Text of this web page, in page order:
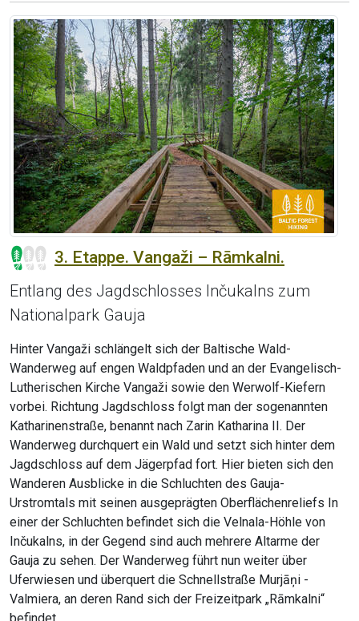
3. Etappe. Vangaži – Rāmkalni.
Entlang des Jagdschlosses Inčukalns zum
Nationalpark Gauja
Hinter Vangaži schlängelt sich der Baltische Wald-
Wanderweg auf engen Waldpfaden und an der Evangelisch-
Lutherischen Kirche Vangaži sowie den Werwolf-Kiefern
vorbei. Richtung Jagdschloss folgt man der sogenannten
Katharinenstraße, benannt nach Zarin Katharina II. Der
Wanderweg durchquert ein Wald und setzt sich hinter dem
Jagdschloss auf dem Jägerpfad fort. Hier bieten sich den
Wanderen Ausblicke in die Schluchten des Gauja-
Urstromtals mit seinen ausgeprägten Oberflächenreliefs In
einer der Schluchten befindet sich die Velnala-Höhle von
Inčukalns, in der Gegend sind auch mehrere Altarme der
Gauja zu sehen. Der Wanderweg führt nun weiter über
Uferwiesen und überquert die Schnellstraße Murjāņi -
Valmiera, an deren Rand sich der Freizeitpark „Rāmkalni“